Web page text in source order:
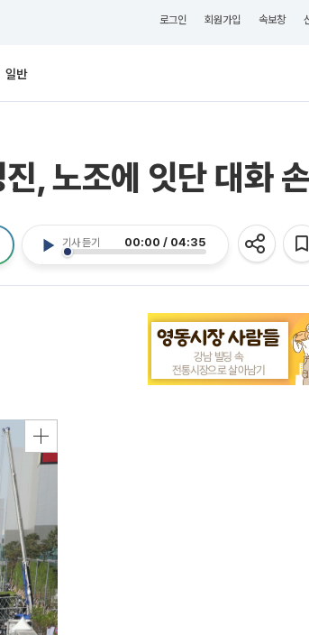
로그인 회원가입 속보창
일반
, 노조에 잇단 대화
기사 듣기 00:00 / 04:35